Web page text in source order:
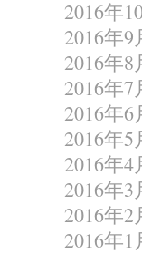
2016年
2016年9
2016年8
2016年7
2016年6
2016年5
2016年4
2016年3
2016年2
2016年1